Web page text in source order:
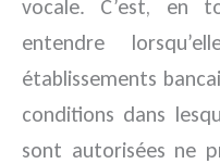
vocale. C’est, en
entendre
établissements
conditions dans
sont autorisées ne